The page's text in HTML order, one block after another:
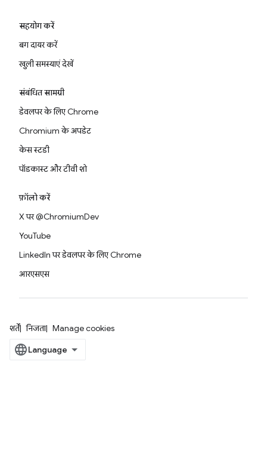
सहयोग करें
बग दायर करें
खुली समस्याएं देखें
संबंधित सामग्री
डेवलपर के लिए Chrome
Chromium के अपडेट
केस स्टडी
पॉडकास्ट और टीवी शो
फ़ॉलो करें
X पर @ChromiumDev
YouTube
LinkedIn पर डेवलपर के लिए Chrome
आरएसएस
शर्तें निजता Manage cookies